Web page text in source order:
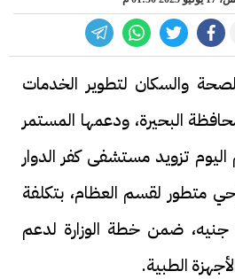
والسكان لتطوير الخدمات
البحيرة، ودعمها المستمر
تزويد مستشفى كفر الدوار
متطور لقسم العظام، بتكلفة
2 مليون جنيه، ضمن خطة الوزارة لدعم
الطبية.